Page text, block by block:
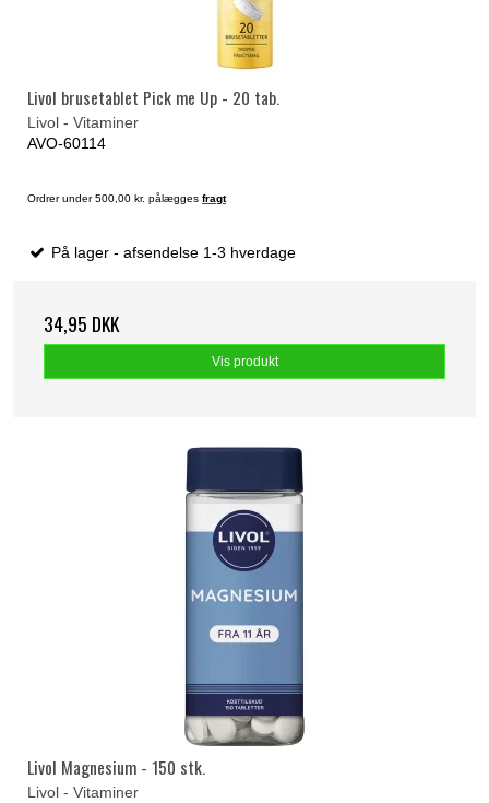
Livol brusetablet Pick me Up - 20 tab.
Livol - Vitaminer
AVO-60114
Ordrer under 500,00 kr. pålægges fragt
På lager - afsendelse 1-3 hverdage
34,95 DKK
Vis produkt
Livol Magnesium - 150 stk.
Livol - Vitaminer